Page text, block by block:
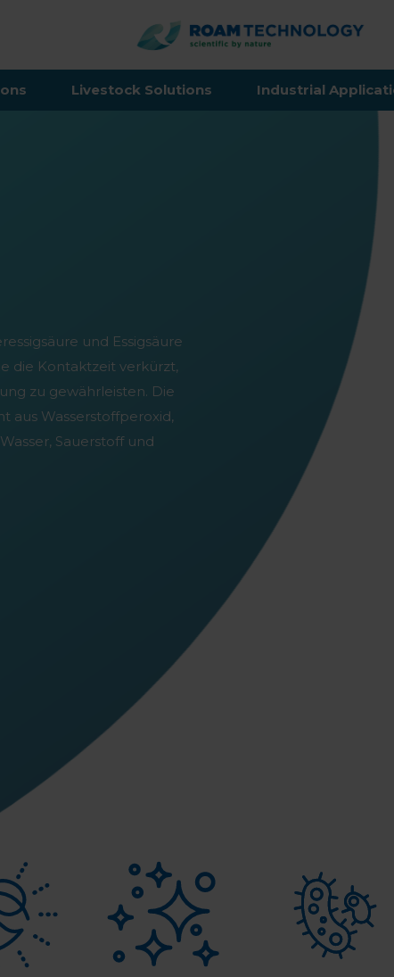
ROAM
Livestock Solutions Industrial
und Essigsäure
die Kontaktzeit verkürzt,
zu gewährleisten. Die
aus Wasserstoffperoxid,
Sauerstoff und